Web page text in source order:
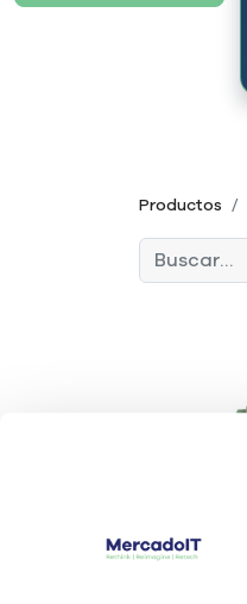
Productos